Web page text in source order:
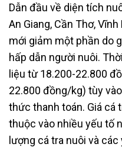
Dẫn đầu về diện tích
An Giang, Cần Thơ,
mới giảm một phần do
hấp dẫn người nuôi.
liệu từ 18.200-22.800
22.800 đồng/kg) tùy
thức thanh toán. Giá cá
thuộc vào nhiều yếu tố
lượng cá tra nuôi và các